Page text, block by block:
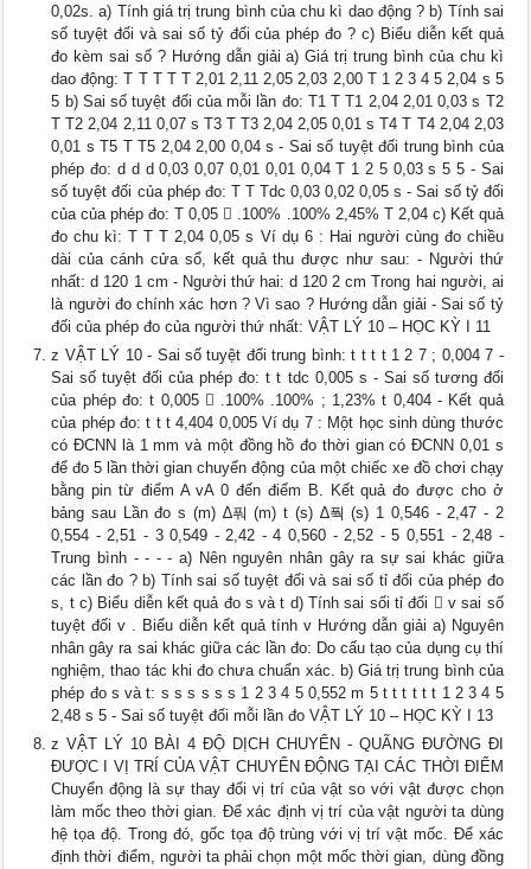
0,02s. a) Tính giá trị trung bình của chu kì dao động ? b) Tính sai
số tuyệt đối và sai số tỷ đối của phép đo ? c) Biểu diễn kết quả
đo kèm sai số ? Hướng dẫn giải a) Giá trị trung bình của chu kì
dao động: T T T T T 2,01 2,11 2,05 2,03 2,00 T 1 2 3 4 5 2,04 s 5
5 b) Sai số tuyệt đối của mỗi lần đo: T1 T T1 2,04 2,01 0,03 s T2
T T2 2,04 2,11 0,07 s T3 T T3 2,04 2,05 0,01 s T4 T T4 2,04 2,03
0,01 s T5 T T5 2,04 2,00 0,04 s - Sai số tuyệt đối trung bình của
phép đo: d d d 0,03 0,07 0,01 0,01 0,04 T 1 2 5 0,03 s 5 5 - Sai
số tuyệt đối của phép đo: T T Tdc 0,03 0,02 0,05 s - Sai số tỷ đối
của của phép đo: T 0,05  .100% .100% 2,45% T 2,04 c) Kết quả
đo chu kì: T T T 2,04 0,05 s Ví dụ 6 : Hai người cùng đo chiều
dài của cánh cửa sổ, kết quả thu được như sau: - Người thứ
nhất: d 120 1 cm - Người thứ hai: d 120 2 cm Trong hai người, ai
là người đo chính xác hơn ? Vì sao ? Hướng dẫn giải - Sai số tỷ
đối của phép đo của người thứ nhất: VẬT LÝ 10 – HỌC KỲ I 11
z VẬT LÝ 10 - Sai số tuyệt đối trung bình: t t t t 1 2 7 ; 0,004 7 -
Sai số tuyệt đối của phép đo: t t tdc 0,005 s - Sai số tương đối
của phép đo: t 0,005  .100% .100% ; 1,23% t 0,404 - Kết quả
của phép đo: t t t 4,404 0,005 Ví dụ 7 : Một học sinh dùng thước
có ĐCNN là 1 mm và một đồng hồ đo thời gian có ĐCNN 0,01 s
để đo 5 lần thời gian chuyển động của một chiếc xe đồ chơi chạy
bằng pin từ điểm A vA 0 đến điểm B. Kết quả đo được cho ở
bảng sau Lần đo s (m) ∆풔 (m) t (s) ∆풕 (s) 1 0,546 - 2,47 - 2
0,554 - 2,51 - 3 0,549 - 2,42 - 4 0,560 - 2,52 - 5 0,551 - 2,48 -
Trung bình - - - - a) Nên nguyên nhân gây ra sự sai khác giữa
các lần đo ? b) Tính sai số tuyệt đối và sai số tỉ đối của phép đo
s, t c) Biểu diễn kết quả đo s và t d) Tính sai sối tỉ đối  v sai số
tuyệt đối v . Biểu diễn kết quả tính v Hướng dẫn giải a) Nguyên
nhân gây ra sai khác giữa các lần đo: Do cấu tạo của dụng cụ thí
nghiệm, thao tác khi đo chưa chuẩn xác. b) Giá trị trung bình của
phép đo s và t: s s s s s s 1 2 3 4 5 0,552 m 5 t t t t t t 1 2 3 4 5
2,48 s 5 - Sai số tuyệt đối mỗi lần đo VẬT LÝ 10 – HỌC KỲ I 13
z VẬT LÝ 10 BÀI 4 ĐỘ DỊCH CHUYỂN - QUÃNG ĐƯỜNG ĐI
ĐƯỢC I VỊ TRÍ CỦA VẬT CHUYỂN ĐỘNG TẠI CÁC THỜI ĐIỂM
Chuyển động là sự thay đổi vị trí của vật so với vật được chọn
làm mốc theo thời gian. Để xác định vị trí của vật người ta dùng
hệ tọa độ. Trong đó, gốc tọa độ trùng với vị trí vật mốc. Để xác
định thời điểm, người ta phải chọn một mốc thời gian, dùng đồng